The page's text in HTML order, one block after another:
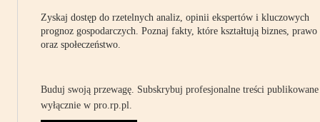
Zyskaj dostęp do rzetelnych analiz, opinii ekspertów i kluczowych
prognoz gospodarczych. Poznaj fakty, które kształtują biznes, prawo
oraz społeczeństwo.
Buduj swoją przewagę. Subskrybuj profesjonalne treści publikowane
wyłącznie w pro.rp.pl.